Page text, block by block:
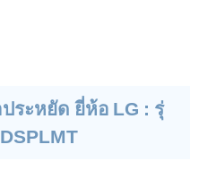
ประหยัด ยี่ห้อ LG : รุ่